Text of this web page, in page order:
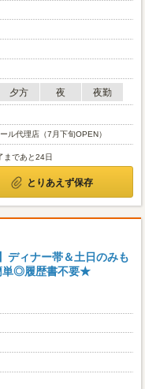
夕方 夜
夜勤
代理店（7月下旬OPEN）
まであと24日
とりあえず保存
ディナー帯＆土日のみも
単◎履歴書不要★